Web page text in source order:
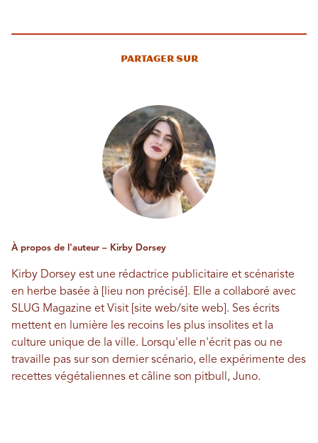
Partager sur
À propos de l'auteur – Kirby Dorsey
Kirby Dorsey est une rédactrice publicitaire et scénariste
en herbe basée à [lieu non précisé]. Elle a collaboré avec
SLUG Magazine et Visit [site web/site web]. Ses écrits
mettent en lumière les recoins les plus insolites et la
culture unique de la ville. Lorsqu'elle n'écrit pas ou ne
travaille pas sur son dernier scénario, elle expérimente des
recettes végétaliennes et câline son pitbull, Juno.